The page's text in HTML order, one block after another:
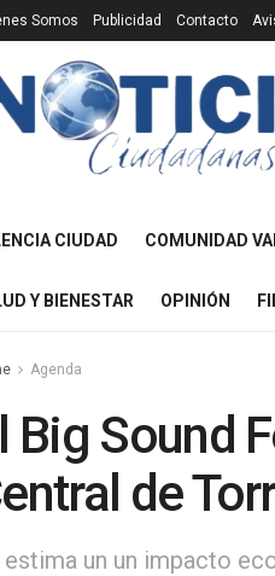
Somos Publicidad Contacto
CIUDAD COMUNIDAD
Y BIENESTAR OPINIÓN
Agenda
Big Sound
de
estima un un impacto